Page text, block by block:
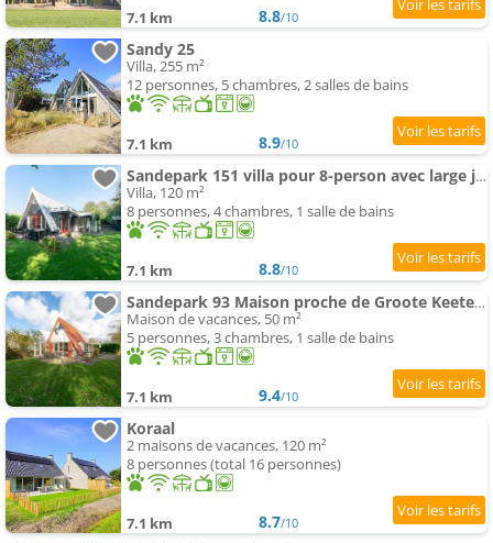
7.1 km 8.8/10
Sandy 25
Villa, 255 m²
12 personnes, 5 chambres, 2 salles de bains
7.1 km 8.9/10
Sandepark 151 villa pour 8-person avec large jardin
Villa, 120 m²
8 personnes, 4 chambres, 1 salle de bains
7.1 km 8.8/10
Sandepark 93 Maison proche de Groote Keeten plage
Maison de vacances, 50 m²
5 personnes, 3 chambres, 1 salle de bains
7.1 km 9.4/10
Koraal
2 maisons de vacances, 120 m²
8 personnes (total 16 personnes)
7.1 km 8.7/10